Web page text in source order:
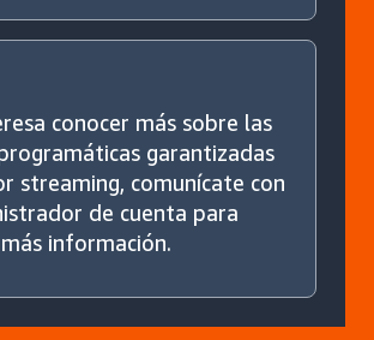
conocer más sobre las
garantizadas
streaming, comunícate con
de cuenta para
información.